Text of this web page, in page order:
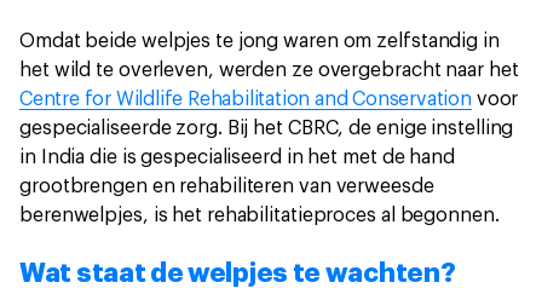
Omdat beide welpjes te jong waren om zelfstandig in
het wild te overleven, werden ze overgebracht naar het
Centre for Wildlife Rehabilitation and Conservationvoor
gespecialiseerde zorg. Bij het CBRC, de enige instelling
in India die is gespecialiseerd in het met de hand
grootbrengen en rehabiliteren van verweesde
berenwelpjes, is het rehabilitatieproces al begonnen.
Wat staat de welpjes te wachten?